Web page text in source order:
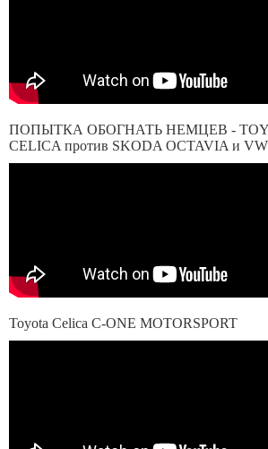
ПОПЫТКА ОБОГНАТЬ НЕМЦЕВ -
CELICA против SKODA OCTAVIA и VW
Toyota Celica C-ONE MOTORSPORT